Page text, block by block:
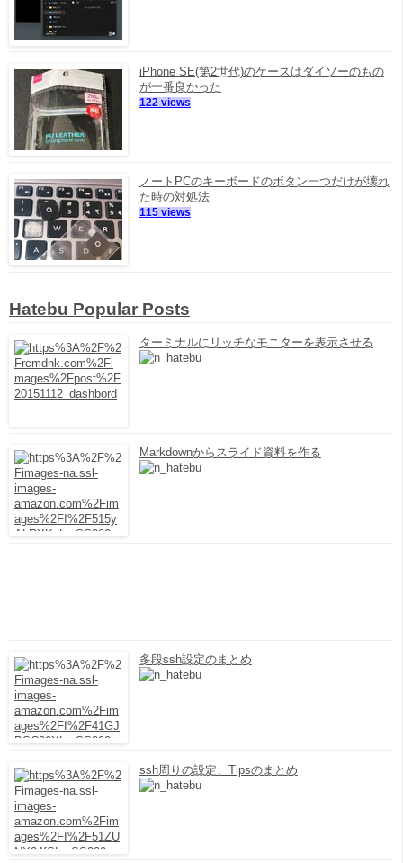
iPhone SE(第2世代)のケースはダイソーのもの
が一番良かった
122 views
ノートPCのキーボードのボタン一つだけが壊れ
た時の対処法
115 views
Hatebu Popular Posts
ターミナルにリッチなモニターを表示させる
Markdownからスライド資料を作る
多段ssh設定のまとめ
ssh周りの設定、Tipsのまとめ